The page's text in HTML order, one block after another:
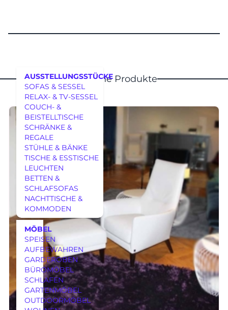
AUSSTELLUNGSSTÜCKE
SOFAS & SESSEL
RELAX- & TV-SESSEL
COUCH- &
BEISTELLTISCHE
SCHRÄNKE &
REGALE
STÜHLE & BÄNKE
TISCHE & ESSTISCHE
LEUCHTEN
BETTEN &
SCHLAFSOFAS
NACHTTISCHE &
KOMMODEN
MÖBEL
MÖBEL
SPEISEN
AUFBEWAHREN
GARDEROBEN
BÜROMÖBEL
SCHLAFEN
GARTENMÖBEL
OUTDOORMÖBEL
Ähnliche Produkte